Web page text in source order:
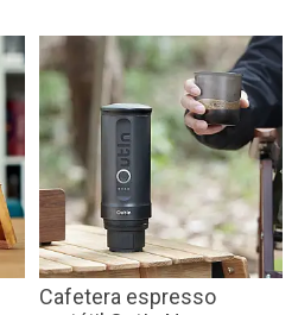
Cafetera espresso